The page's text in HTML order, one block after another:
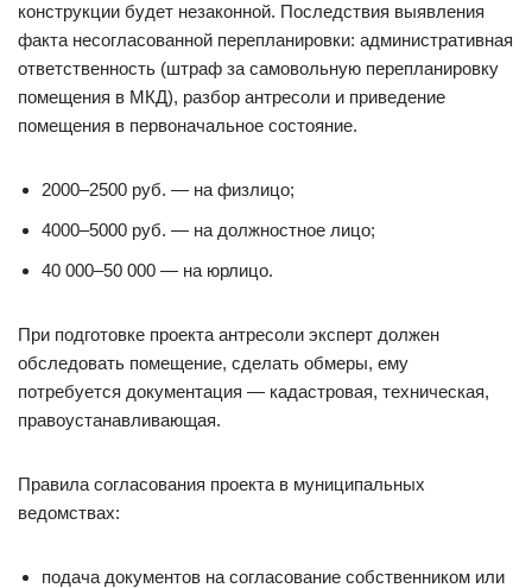
конструкции будет незаконной. Последствия выявления
факта несогласованной перепланировки: административная
ответственность (штраф за самовольную перепланировку
помещения в МКД), разбор антресоли и приведение
помещения в первоначальное состояние.
2000–2500 руб. — на физлицо;
4000–5000 руб. — на должностное лицо;
40 000–50 000 — на юрлицо.
При подготовке проекта антресоли эксперт должен
обследовать помещение, сделать обмеры, ему
потребуется документация — кадастровая, техническая,
правоустанавливающая.
Правила согласования проекта в муниципальных
ведомствах:
подача документов на согласование собственником или